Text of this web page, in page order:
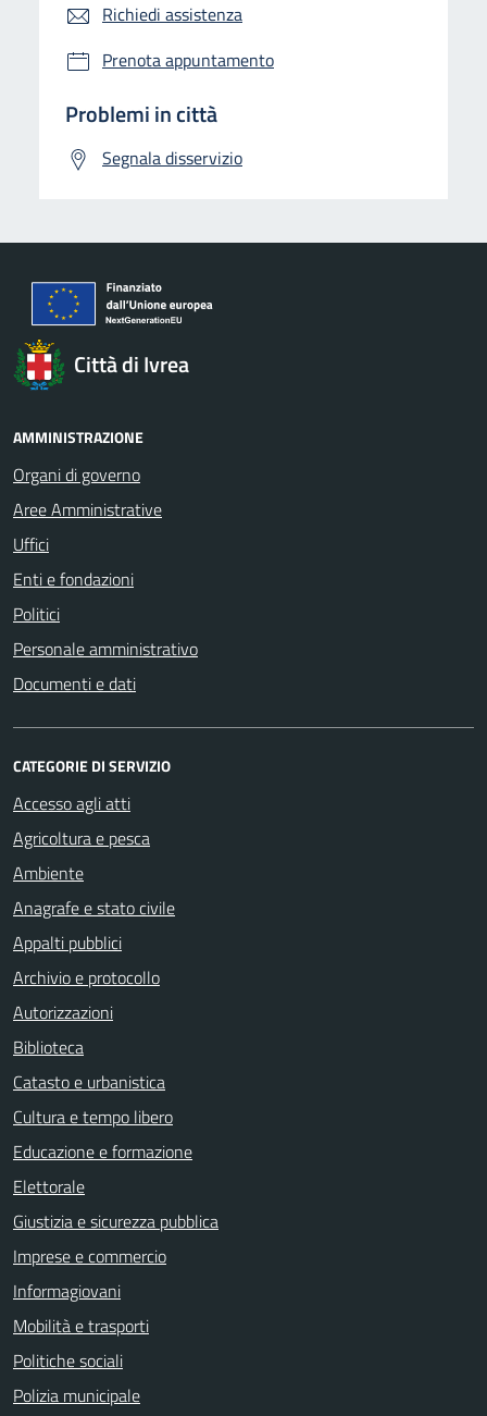
Richiedi assistenza
Prenota appuntamento
Problemi in città
Segnala disservizio
Città di Ivrea
AMMINISTRAZIONE
Organi di governo
Aree Amministrative
Uffici
Enti e fondazioni
Politici
Personale amministrativo
Documenti e dati
CATEGORIE DI SERVIZIO
Accesso agli atti
Agricoltura e pesca
Ambiente
Anagrafe e stato civile
Appalti pubblici
Archivio e protocollo
Autorizzazioni
Biblioteca
Catasto e urbanistica
Cultura e tempo libero
Educazione e formazione
Elettorale
Giustizia e sicurezza pubblica
Imprese e commercio
Informagiovani
Mobilità e trasporti
Politiche sociali
Polizia municipale